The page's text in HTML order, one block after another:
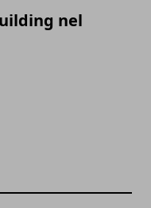
nel